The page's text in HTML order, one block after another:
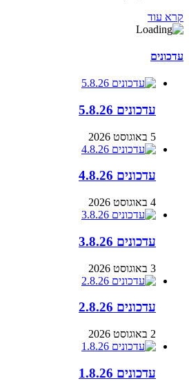
קרא עוד
עדכונים
עדכונים 5.8.26
5 באוגוסט 2026
עדכונים 4.8.26
4 באוגוסט 2026
עדכונים 3.8.26
3 באוגוסט 2026
עדכונים 2.8.26
2 באוגוסט 2026
עדכונים 1.8.26